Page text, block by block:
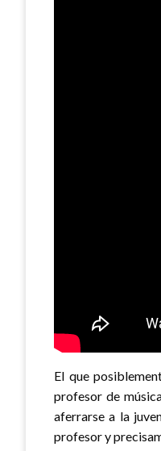
El que
profesor de
aferrarse a la
profesor y